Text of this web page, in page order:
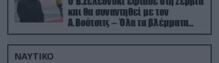
και θα συναντηθεί με τον
Α.Βούτσιτς – Όλα τα βλέμματα
στις σχέσεις με τη Ρωσία
ΝΑΥΤΙΚΟ